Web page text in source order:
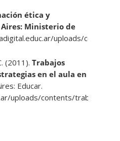
ónética y
Ministerio de
uploads/contents/
(2011).Trabajos
en el aula en
Educar.
uploads/contents/